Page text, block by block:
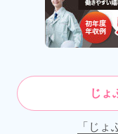
じょ
「じょ